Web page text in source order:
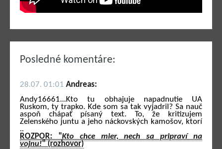
Posledné komentáre:
28.07. 01:01 Andreas:
Andy16661...Kto tu obhajuje napadnutie UA
Ruskom, ty trapko. Kde som sa tak vyjadril? Sa nauč
aspoň chápať písaný text. To, že kritizujem
Zelenského juntu a jeho náckovských kamošov, ktorí
..
ROZPOR: "Kto chce mier, nech sa pripraví na
vojnu!" (rozhovor)